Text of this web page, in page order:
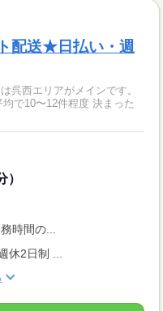
配送★日払い・週
呉西エリアがメインです。
〜12件程度 決まった
時間の...
休2日制 ...